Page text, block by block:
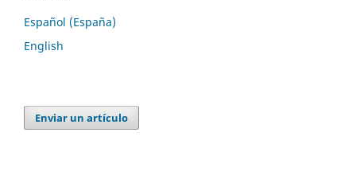
Español (España)
English
Enviar un artículo